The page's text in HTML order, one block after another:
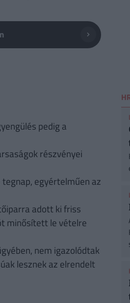
pedig a
részvényei
egyértelműen az
adott ki friss
minősített le vételre
nem igazolódtak
lesznek az elrendelt